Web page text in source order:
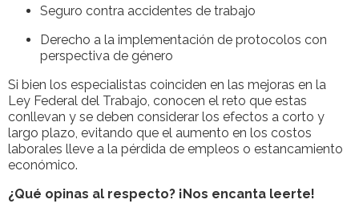
Seguro contra accidentes de trabajo
Derecho a la implementación de protocolos con
perspectiva de género
Si bien los especialistas coinciden en las mejoras en la
Ley Federal del Trabajo, conocen el reto que estas
conllevan y se deben considerar los efectos a corto y
largo plazo, evitando que el aumento en los costos
laborales lleve a la pérdida de empleos o estancamiento
económico.
¿Qué opinas al respecto? ¡Nos encanta leerte!